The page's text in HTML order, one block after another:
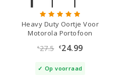
Heavy Duty Oortje Voor
Motorola Portofoon
€27.5 €24.99
Op voorraad